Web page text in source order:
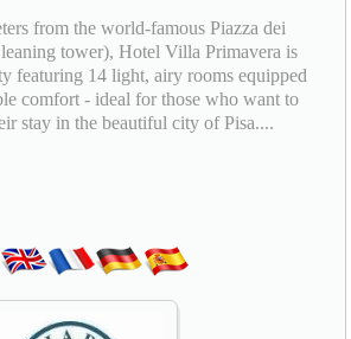
from the world-famous Piazza dei
tower), Hotel Villa Primavera is
featuring 14 light, airy rooms equipped
comfort - ideal for those who want to
stay in the beautiful city of Pisa....